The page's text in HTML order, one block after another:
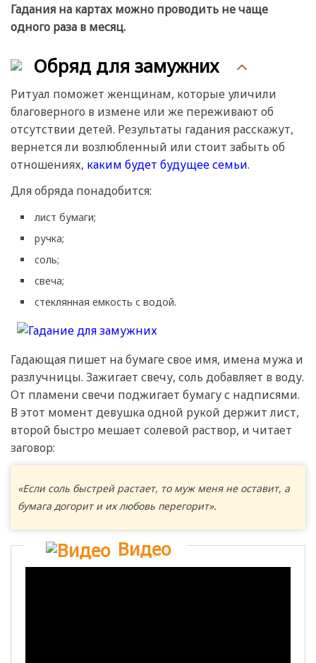
Гадания на картах можно проводить не чаще
одного раза в месяц.
Обряд для замужних
Ритуал поможет женщинам, которые уличили
благоверного в измене или же переживают об
отсутствии детей. Результаты гадания расскажут,
вернется ли возлюбленный или стоит забыть об
отношениях, каким будет будущее семьи.
Для обряда понадобится:
лист бумаги;
ручка;
соль;
свеча;
стеклянная емкость с водой.
Гадающая пишет на бумаге свое имя, имена мужа и
разлучницы. Зажигает свечу, соль добавляет в воду.
От пламени свечи поджигает бумагу с надписями.
В этот момент девушка одной рукой держит лист,
второй быстро мешает солевой раствор, и читает
заговор:
«Если соль быстрей растает, то муж меня не оставит, а
бумага догорит и их любовь перегорит».
Видео